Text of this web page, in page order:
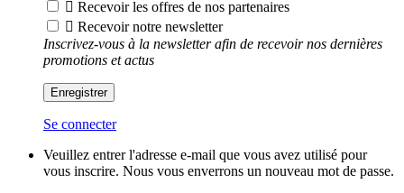
 Recevoir les offres de nos partenaires
 Recevoir notre newsletter
Inscrivez-vous à la newsletter afin de recevoir nos dernières
promotions et actus
Enregistrer
Se connecter
Veuillez entrer l'adresse e-mail que vous avez utilisé pour
vous inscrire. Nous vous enverrons un nouveau mot de passe.